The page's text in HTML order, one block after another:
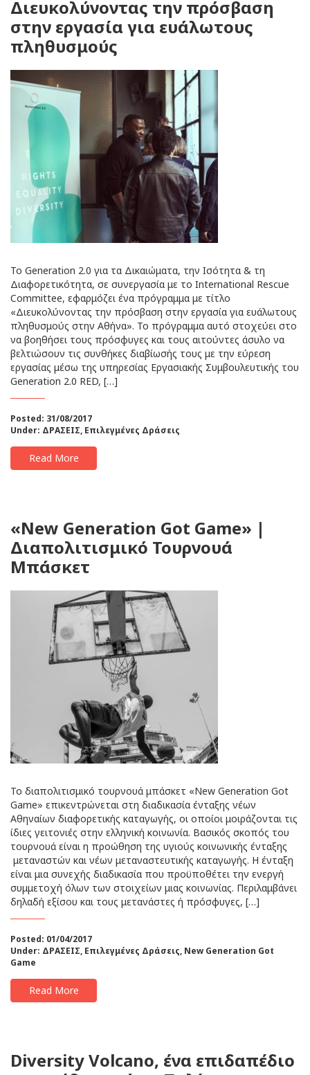
Διευκολύνοντας την πρόσβαση
στην εργασία για ευάλωτους
πληθυσμούς
Το Generation 2.0 για τα Δικαιώματα, την Ισότητα & τη
Διαφορετικότητα, σε συνεργασία με το International Rescue
Committee, εφαρμόζει ένα πρόγραμμα με τίτλο
«Διευκολύνοντας την πρόσβαση στην εργασία για ευάλωτους
πληθυσμούς στην Αθήνα». Το πρόγραμμα αυτό στοχεύει στο
να βοηθήσει τους πρόσφυγες και τους αιτούντες άσυλο να
βελτιώσουν τις συνθήκες διαβίωσής τους με την εύρεση
εργασίας μέσω της υπηρεσίας Εργασιακής Συμβουλευτικής του
Generation 2.0 RED, […]
Posted: 31/08/2017
Under: ΔΡΑΣΕΙΣ, Επιλεγμένες Δράσεις
Read More
«New Generation Got Game» |
Διαπολιτισμικό Τουρνουά
Μπάσκετ
Το διαπολιτισμικό τουρνουά μπάσκετ «New Generation Got
Game» επικεντρώνεται στη διαδικασία ένταξης νέων
Αθηναίων διαφορετικής καταγωγής, οι οποίοι μοιράζονται τις
ίδιες γειτονιές στην ελληνική κοινωνία. Βασικός σκοπός του
τουρνουά είναι η προώθηση της υγιούς κοινωνικής ένταξης
μεταναστών και νέων μεταναστευτικής καταγωγής. Η ένταξη
είναι μια συνεχής διαδικασία που προϋποθέτει την ενεργή
συμμετοχή όλων των στοιχείων μιας κοινωνίας. Περιλαμβάνει
δηλαδή εξίσου και τους μετανάστες ή πρόσφυγες, […]
Posted: 01/04/2017
Under: ΔΡΑΣΕΙΣ, Επιλεγμένες Δράσεις, New Generation Got
Game
Read More
Diversity Volcano, ένα επιδαπέδιο